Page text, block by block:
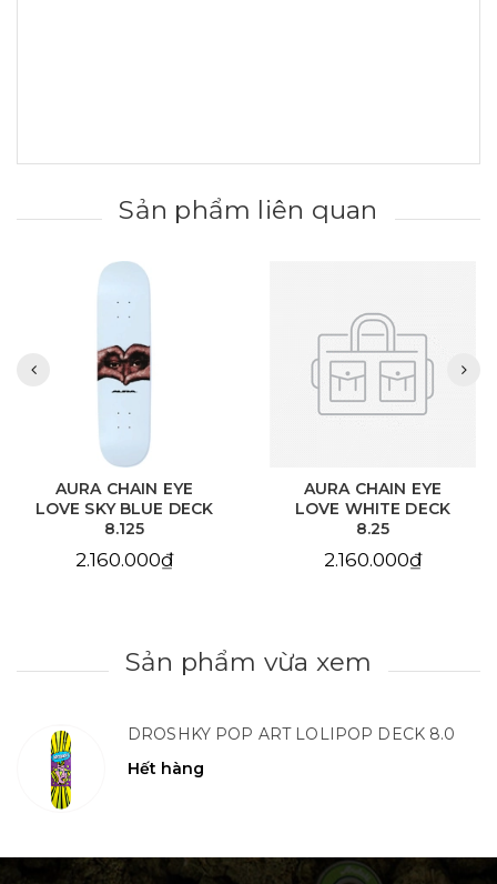
Sản phẩm liên quan
AURA CHAIN EYE
LOVE SKY BLUE DECK
8.125
2.160.000₫
AURA CHAIN EYE
LOVE WHITE DECK
8.25
2.160.000₫
Sản phẩm vừa xem
DROSHKY POP ART LOLIPOP DECK 8.0
Hết hàng